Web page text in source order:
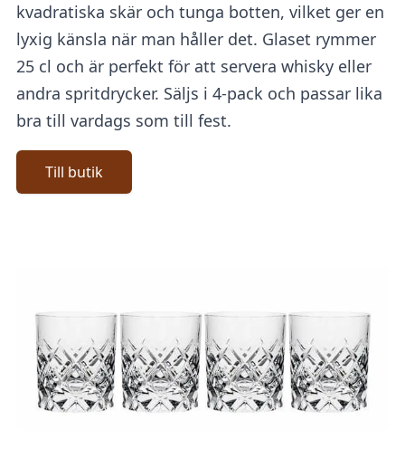
kvadratiska skär och tunga botten, vilket ger en
lyxig känsla när man håller det. Glaset rymmer
25 cl och är perfekt för att servera whisky eller
andra spritdrycker. Säljs i 4-pack och passar lika
bra till vardags som till fest.
Till butik